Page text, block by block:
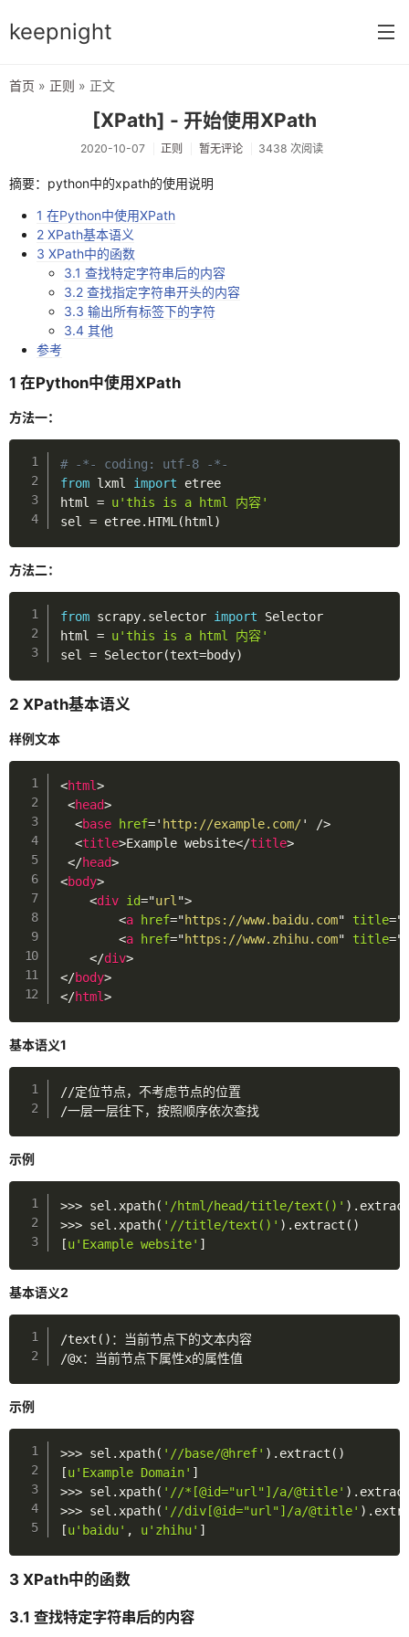
keepnight
分类
网络编程
typecho指南
python爬虫
selenium
正则
硬件
linux
渗透
机器学习
逆向
数据库
AI
归档
轻语
关于
首页 » 正则 » 正文
[XPath] - 开始使用XPath
2020-10-07 正则 暂无评论 3438 次阅读
摘要：python中的xpath的使用说明
1 在Python中使用XPath
2 XPath基本语义
3 XPath中的函数
3.1 查找特定字符串后的内容
3.2 查找指定字符串开头的内容
3.3 输出所有标签下的字符
3.4 其他
参考
1 在Python中使用XPath
方法一：
# -*- coding: utf-8 -*-
from lxml import etree
html = u'this is a html 内容'
sel = etree. HTML ( html )
方法二：
from scrapy. selector import Selector
html = u'this is a html 内容'
sel = Selector(text=body)
2 XPath基本语义
样例文本
<html>
<head>
<base href=' http://example.com/'
/>
<title>Example website</title>
</head>
<body>
<div id="url ">
<a href="https://www.baidu.com" title="
<a href="https://www.zhihu.com" title="
</div>
</body>
</html>
基本语义1
//
/一层一层往下，按照顺序依次查找
示例
>>> sel . xpath( '/html/head/title/text()' ) .
>>> sel . xpath( '//title/text()' ) . extract ( )
[u'Example website' ]
基本语义2
/text ( )
/@x：当前节点下属性x的属性值
示例
>>> sel . xpath( '//base/@href' ) . extract ( )
[u'Example Domain' ]
>>> sel . xpath( '//*[@id="url"]/a/@title' ) .
>>> sel . xpath( '//div[@id="url"]/a/@title' ) .
[u'baidu' , u'zhihu' ]
3 XPath中的函数
3.1 查找特定字符串后的内容